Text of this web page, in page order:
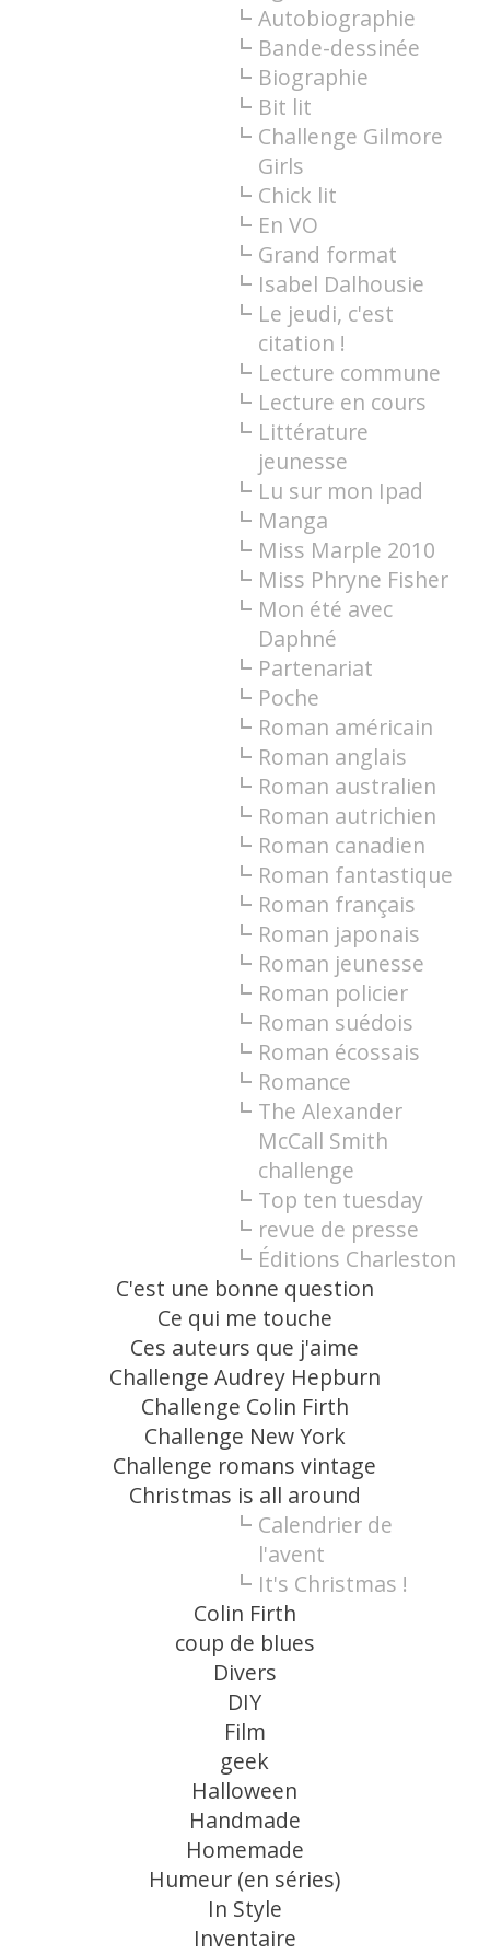
Autobiographie
Bande-dessinée
Biographie
Bit lit
Challenge Gilmore
Girls
Chick lit
En VO
Grand format
Isabel Dalhousie
Le jeudi, c'est
citation !
Lecture commune
Lecture en cours
Littérature
jeunesse
Lu sur mon Ipad
Manga
Miss Marple 2010
Miss Phryne Fisher
Mon été avec
Daphné
Partenariat
Poche
Roman américain
Roman anglais
Roman australien
Roman autrichien
Roman canadien
Roman fantastique
Roman français
Roman japonais
Roman jeunesse
Roman policier
Roman suédois
Roman écossais
Romance
The Alexander
McCall Smith
challenge
Top ten tuesday
revue de presse
Éditions Charleston
C'est une bonne question
Ce qui me touche
Ces auteurs que j'aime
Challenge Audrey Hepburn
Challenge Colin Firth
Challenge New York
Challenge romans vintage
Christmas is all around
Calendrier de
l'avent
It's Christmas !
Colin Firth
coup de blues
Divers
DIY
Film
geek
Halloween
Handmade
Homemade
Humeur (en séries)
In Style
Inventaire